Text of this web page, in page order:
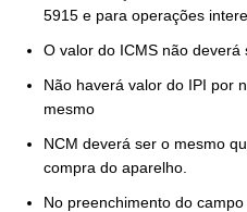
5915 e para operações
O valor do ICMS não deverá
Não haverá valor do IPI por
mesmo
NCM deverá ser o mesmo
compra do aparelho.
No preenchimento do